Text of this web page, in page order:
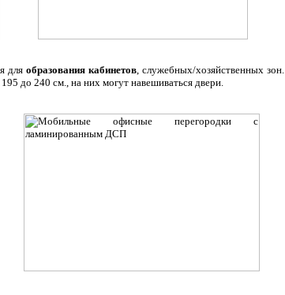
для образования кабинетов, служебных/хозяйственных зон.
до 240 см., на них могут навешиваться двери.